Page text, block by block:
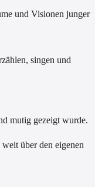
und Visionen junger
singen und
mutig gezeigt wurde.
über den eigenen